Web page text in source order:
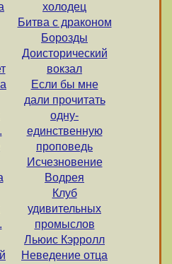
холодец
Битва с драконом
Борозды
Доисторический
вокзал
Если бы мне
дали прочитать
одну-
единственную
проповедь
Исчезновение
Водрея
Клуб
удивительных
промыслов
Льюис Кэрролл
Неведение отца